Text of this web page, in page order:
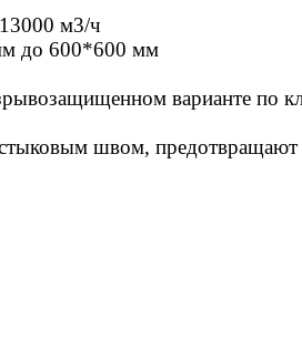
м3/ч
до 600*600 мм
варианте по
швом,